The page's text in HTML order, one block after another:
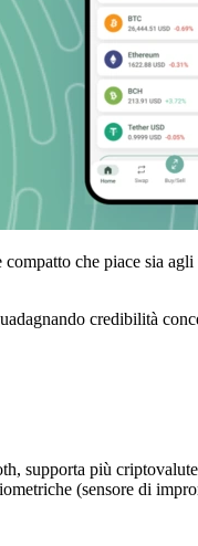
che piace sia
credibilità
supporta più
(sensore di